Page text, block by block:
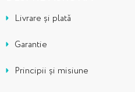
Livrare și plată
Garantie
Principii și misiune